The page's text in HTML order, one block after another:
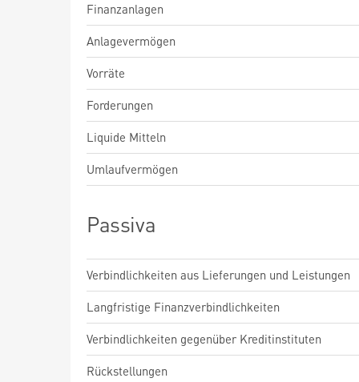
Finanzanlagen
Anlagevermögen
Vorräte
Forderungen
Liquide Mitteln
Umlaufvermögen
Passiva
Verbindlichkeiten aus Lieferungen und Leistungen
Langfristige Finanzverbindlichkeiten
Verbindlichkeiten gegenüber Kreditinstituten
Rückstellungen